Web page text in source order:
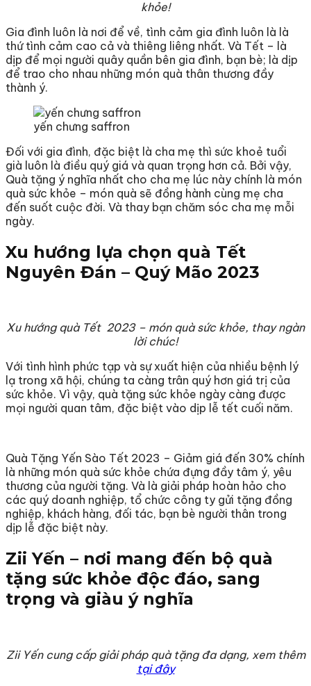
khỏe!
Gia đình luôn là nơi để về, tình cảm gia đình luôn là là
thứ tình cảm cao cả và thiêng liêng nhất. Và Tết – là
dịp để mọi người quây quần bên gia đình, bạn bè; là dịp
để trao cho nhau những món quà thân thương đầy
thành ý.
yến chưng saffron
Đối với gia đình, đặc biệt là cha mẹ thì sức khoẻ tuổi
già luôn là điều quý giá và quan trọng hơn cả. Bởi vậy,
Quà tặng ý nghĩa nhất cho cha mẹ lúc này chính là món
quà sức khỏe – món quà sẽ đồng hành cùng mẹ cha
đến suốt cuộc đời. Và thay bạn chăm sóc cha mẹ mỗi
ngày.
Xu hướng lựa chọn quà Tết
Nguyên Đán – Quý Mão 2023
Xu hướng quà Tết 2023 – món quà sức khỏe, thay ngàn
lời chúc!
Với tình hình phức tạp và sự xuất hiện của nhiều bệnh lý
lạ trong xã hội, chúng ta càng trân quý hơn giá trị của
sức khỏe. Vì vậy, quà tặng sức khỏe ngày càng được
mọi người quan tâm, đặc biệt vào dịp lễ tết cuối năm.
Quà Tặng Yến Sào Tết 2023 – Giảm giá đến 30% chính
là những món quà sức khỏe chứa đựng đầy tâm ý, yêu
thương của người tặng. Và là giải pháp hoàn hảo cho
các quý doanh nghiệp, tổ chức công ty gửi tặng đồng
nghiệp, khách hàng, đối tác, bạn bè người thân trong
dịp lễ đặc biệt này.
Zii Yến – nơi mang đến bộ quà
tặng sức khỏe độc đáo, sang
trọng và giàu ý nghĩa
Zii Yến cung cấp giải pháp quà tặng đa dạng, xem thêm
tại đây